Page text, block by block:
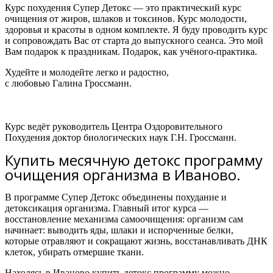
Курс похудения Супер Детокс — это практический курс
очищения от жиров, шлаков и токсинов. Курс молодости,
здоровья и красоты в одном комплекте. Я буду проводить курс
и сопровождать Вас от старта до выпускного сеанса. Это мой
Вам подарок к праздникам. Подарок, как учёного-практика.
Худейте и молодейте легко и радостно,
с любовью Галина Гроссманн.
Курс ведёт руководитель Центра Оздоровительного
Похудения доктор биологических наук Г.Н. Гроссманн.
Купить месячную детокс программу
очищения организма в Иваново.
В программе Супер Детокс объединены похудание и
детоксикация организма. Главный итог курса —
восстановление механизма самоочищения: организм сам
начинает: выводить яды, шлаки и испорченные белки,
которые отравляют и сокращают жизнь, восстанавливать ДНК
клеток, убирать отмершие ткани.